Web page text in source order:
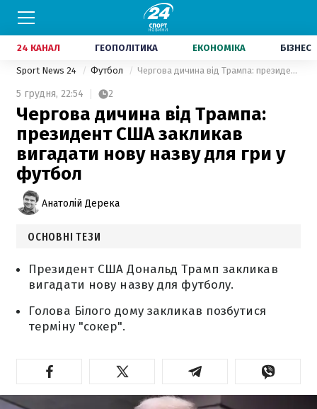
24 КАНАЛ ГЕОПОЛІТИКА ЕКОНОМІКА БІЗНЕС
Sport News 24 Футбол Чергова дичина від Трампа: президент США закликав вигадати нову назву для гри у футбол
5 грудня, 22:54 2
Чергова дичина від Трампа:
президент США закликав
вигадати нову назву для гри у
футбол
Анатолій Дерека
ОСНОВНІ ТЕЗИ
Президент США Дональд Трамп закликав
вигадати нову назву для футболу.
Голова Білого дому закликав позбутися
терміну "сокер".